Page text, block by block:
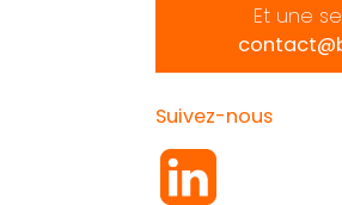
Et une
Suivez-nous